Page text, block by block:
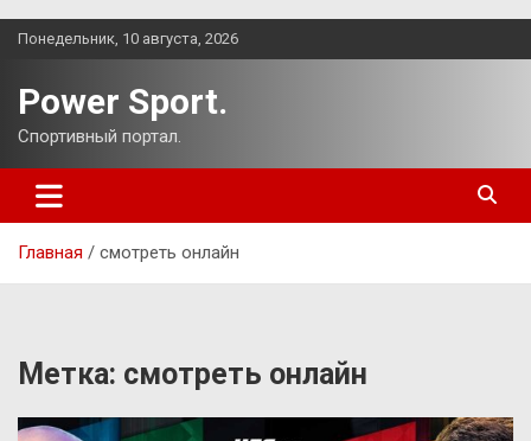
Перейти
Понедельник, 10 августа, 2026
Power Sport.
Спортивный портал.
Главная смотреть онлайн
Метка: смотреть онлайн